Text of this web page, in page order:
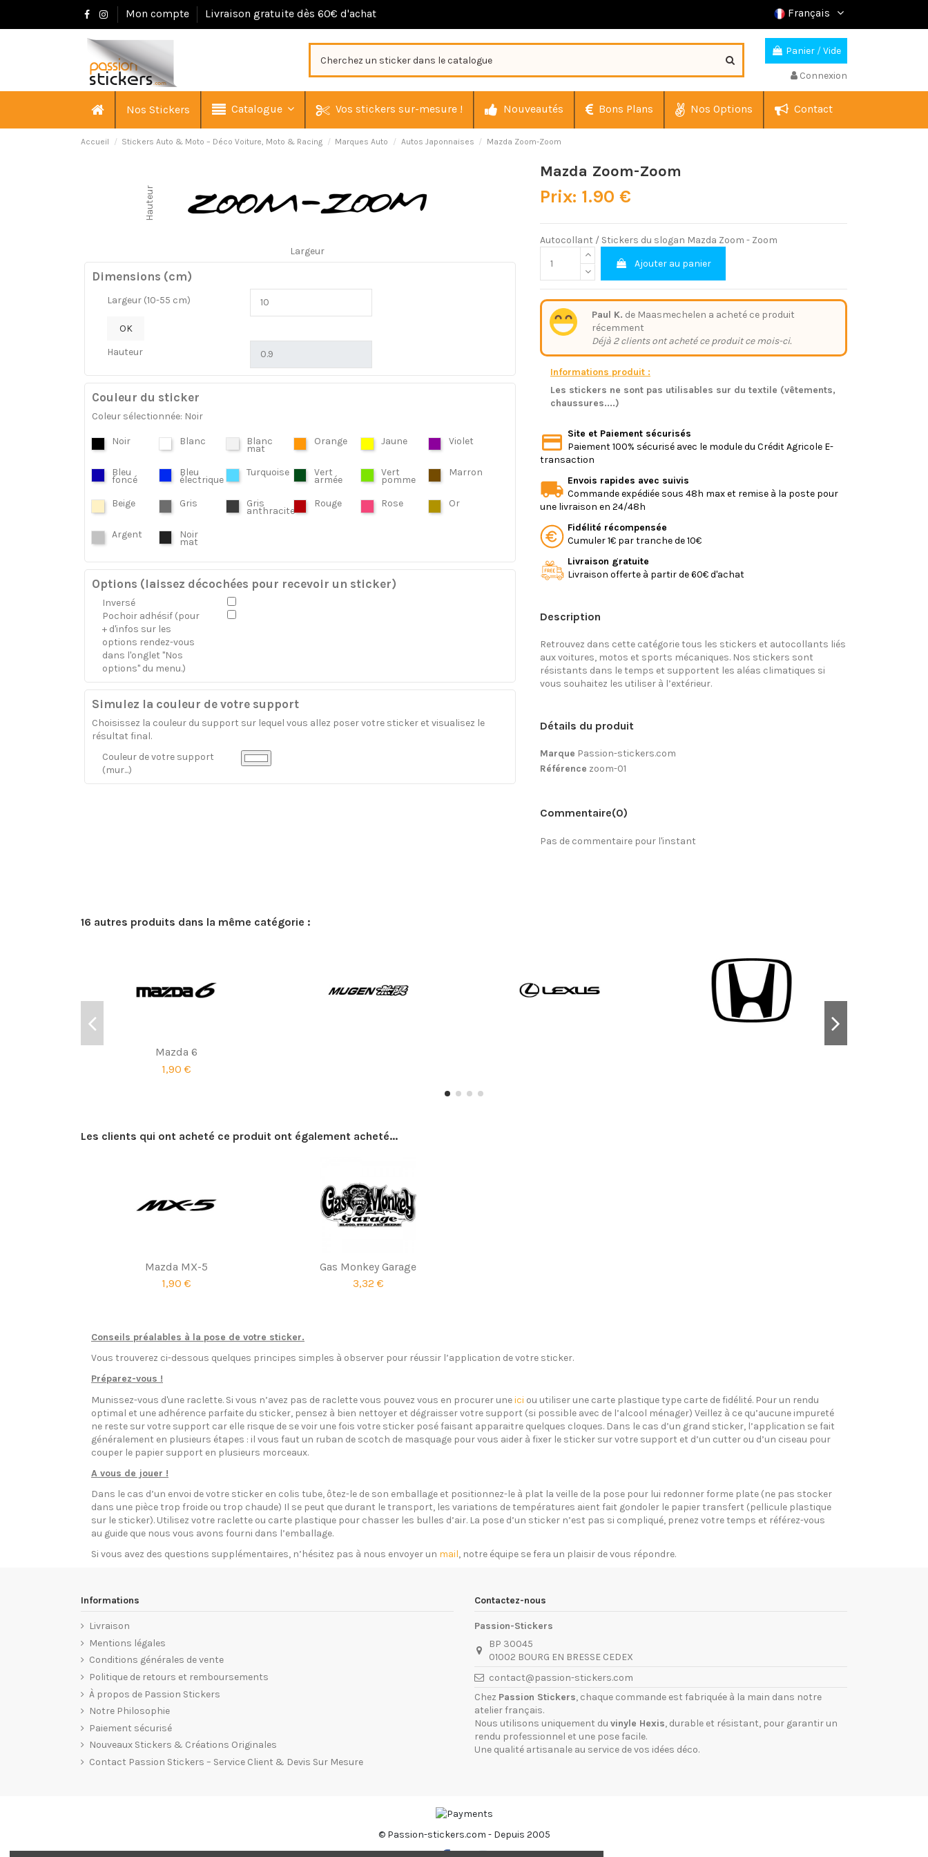
Mon compte Livraison gratuite dès 60€ d'achat Français
Panier /Vide
Connexion
Nos Stickers Catalogue Vos stickers sur-mesure ! Nouveautés Bons Plans Nos Options Contact
Accueil Stickers Auto & Moto – Déco Voiture, Moto & Racing Marques Auto Autos Japonnaises Mazda Zoom-Zoom
Hauteur
Largeur
Dimensions (cm)
Largeur (10-55 cm)
OK
Hauteur
Couleur du sticker
Coleur sélectionnée: Noir
Noir Blanc Blanc
mat
Orange Jaune Violet
Bleu
foncé
Bleu
électrique
Turquoise Vert
armée
Vert
pomme
Marron
Beige Gris Gris
anthracite
Rouge Rose Or
Argent Noir
mat
Options (laissez décochées pour recevoir un sticker)
Inversé
Pochoir adhésif (pour
+ d'infos sur les
options rendez-vous
dans l'onglet "Nos
options" du menu.)
Simulez la couleur de votre support
Choisissez la couleur du support sur lequel vous allez poser votre sticker et visualisez le
résultat final.
Couleur de votre support
(mur...)
Mazda Zoom-Zoom
Prix: 1.90 €
Autocollant / Stickers du slogan Mazda Zoom - Zoom
Ajouter au panier
Paul K. de Maasmechelen a acheté ce produit
récemment
Déjà 2 clients ont acheté ce produit ce mois-ci.
Informations produit :
Les stickers ne sont pas utilisables sur du textile (vêtements,
chaussures....)
Site et Paiement sécurisés
Paiement 100% sécurisé avec le module du Crédit Agricole E-
transaction
Envois rapides avec suivis
Commande expédiée sous 48h max et remise à la poste pour
une livraison en 24/48h
Fidélité récompensée
Cumuler 1€ par tranche de 10€
Livraison gratuite
Livraison offerte à partir de 60€ d'achat
Description
Retrouvez dans cette catégorie tous les stickers et autocollants liés
aux voitures, motos et sports mécaniques. Nos stickers sont
résistants dans le temps et supportent les aléas climatiques si
vous souhaitez les utiliser à l’extérieur.
Détails du produit
Marque Passion-stickers.com
Référence zoom-01
Commentaire(0)
Pas de commentaire pour l'instant
16 autres produits dans la même catégorie :
Mazda 6
1,90 €
Les clients qui ont acheté ce produit ont également acheté...
Mazda MX-5
1,90 €
Gas Monkey Garage
3,32 €
Conseils préalables à la pose de votre sticker.
Vous trouverez ci-dessous quelques principes simples à observer pour réussir l’application de votre sticker.
Préparez-vous !
Munissez-vous d'une raclette. Si vous n’avez pas de raclette vous pouvez vous en procurer uneici ou utiliser une carte plastique type carte de fidélité. Pour un rendu
optimal et une adhérence parfaite du sticker, pensez à bien nettoyer et dégraisser votre support (si possible avec de l’alcool ménager) Veillez à ce qu’aucune impureté
ne reste sur votre support car elle risque de se voir une fois votre sticker posé faisant apparaitre quelques cloques. Dans le cas d’un grand sticker, l’application se fait
généralement en plusieurs étapes : il vous faut un ruban de scotch de masquage pour vous aider à fixer le sticker sur votre support et d’un cutter ou d’un ciseau pour
couper le papier support en plusieurs morceaux.
A vous de jouer !
Dans le cas d’un envoi de votre sticker en colis tube, ôtez-le de son emballage et positionnez-le à plat la veille de la pose pour lui redonner forme plate (ne pas stocker
dans une pièce trop froide ou trop chaude) Il se peut que durant le transport, les variations de températures aient fait gondoler le papier transfert (pellicule plastique
sur le sticker). Utilisez votre raclette ou carte plastique pour chasser les bulles d’air. La pose d’un sticker n’est pas si compliqué, prenez votre temps et référez-vous
au guide que nous vous avons fourni dans l’emballage.
Si vous avez des questions supplémentaires, n’hésitez pas à nous envoyer un mail, notre équipe se fera un plaisir de vous répondre.
Informations
Livraison
Mentions légales
Conditions générales de vente
Politique de retours et remboursements
À propos de Passion Stickers
Notre Philosophie
Paiement sécurisé
Nouveaux Stickers & Créations Originales
Contact Passion Stickers – Service Client & Devis Sur Mesure
Contactez-nous
Passion-Stickers
BP 30045
01002 BOURG EN BRESSE CEDEX
contact@passion-stickers.com
Chez Passion Stickers, chaque commande est fabriquée à la main dans notre
atelier français.
Nous utilisons uniquement du vinyle Hexis, durable et résistant, pour garantir un
rendu professionnel et une pose facile.
Une qualité artisanale au service de vos idées déco.
© Passion-stickers.com - Depuis 2005